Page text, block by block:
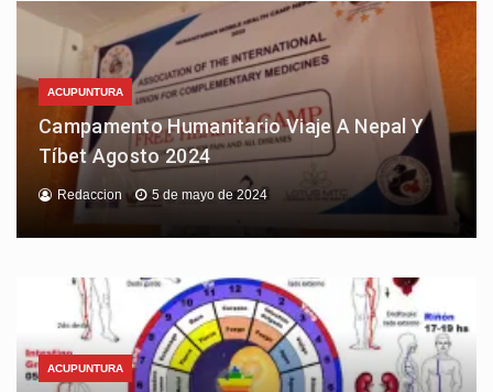
ACUPUNTURA
Campamento Humanitario Viaje A Nepal Y
Tíbet Agosto 2024
Redaccion 5 de mayo de 2024
ACUPUNTURA